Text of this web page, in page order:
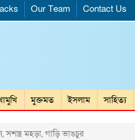
Our Team Contact Us
মুক্তমত ইসলাম সাহিত্য
সশস্ত্র মহড়া, গাড়ি ভাঙচুর